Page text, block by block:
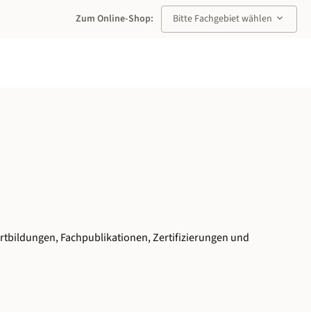
Zum Online-Shop: Bitte Fachgebiet wählen keyboard_arrow_down
Fachpublikationen, Zertifizierungen und